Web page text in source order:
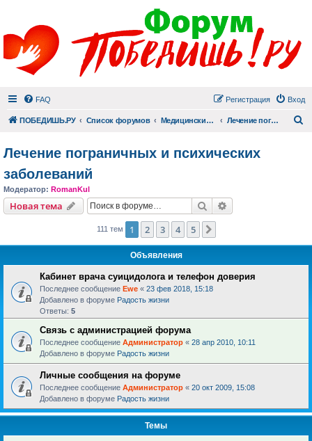
FAQ Вход
Регистрация
ПОБЕДИШЬ.РУ Список форумов Медицинский раздел Лечение пограничных и психических заболеваний
Лечение пограничных и психических
заболеваний
Модератор: RomanKul
Новая тема Поиск
111 тем 1 2 3 4 5
Объявления
Кабинет врача суицидолога и телефон доверия
Последнее сообщение Ewe « 23 фев 2018, 15:18
Добавлено в форуме Радость жизни
Ответы: 5
Связь с администрацией форума
Последнее сообщение Администратор « 28 апр 2010, 10:11
Добавлено в форуме Радость жизни
Личные сообщения на форуме
Последнее сообщение Администратор « 20 окт 2009, 15:08
Добавлено в форуме Радость жизни
Темы